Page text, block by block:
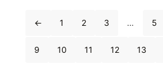
← 1 2 3 … 5
9 10 11 12 13